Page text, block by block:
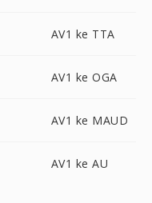
AV1 ke TTA
AV1 ke OGA
AV1 ke MAUD
AV1 ke AU